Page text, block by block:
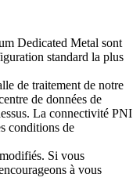
Dedicated Metal sont
standard la plus
de traitement de notre
de données de
La connectivité PNI
conditions de
Si vous
à vous